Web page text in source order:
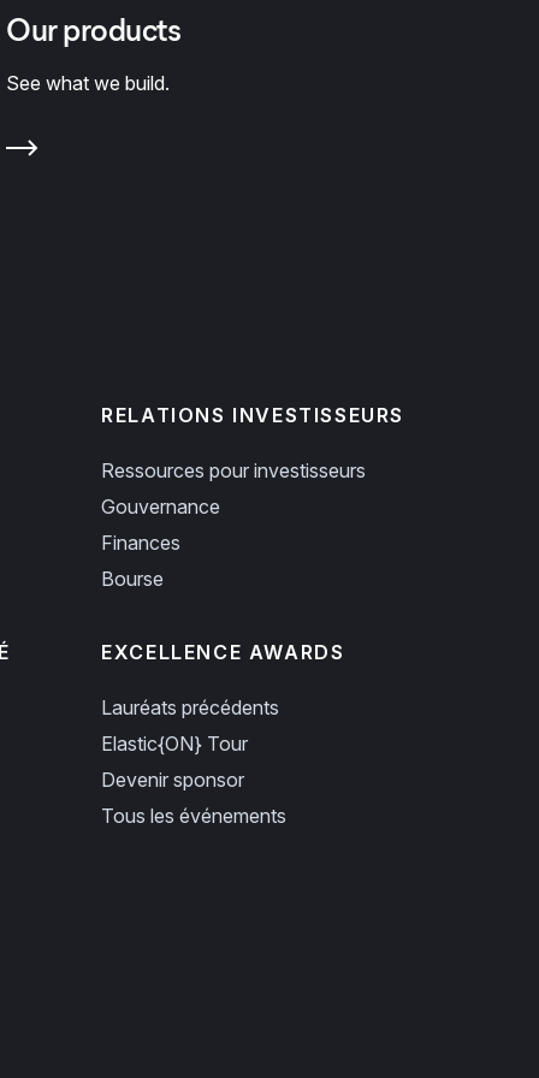
Our products
See what we build.
RELATIONS INVESTISSEURS
Ressources pour investisseurs
Gouvernance
Finances
Bourse
EXCELLENCE AWARDS
Lauréats précédents
Elastic{ON} Tour
Devenir sponsor
Tous les événements